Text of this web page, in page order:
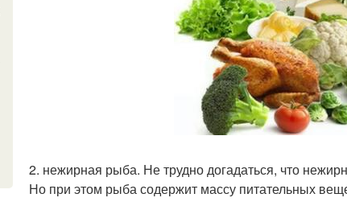
2. нежирная рыба. Не трудно догадаться, что
Но при этом рыба содержит массу питательных